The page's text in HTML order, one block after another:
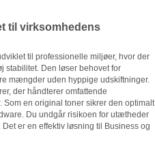
til virksomhedens
til professionelle miljøer, hvor der
stabilitet. Den løser behovet for
mængder uden hyppige udskiftninger.
der håndterer omfattende
Som en original toner sikrer den optimalt
Du undgår risikoen for utætheder
er en effektiv løsning til Business og